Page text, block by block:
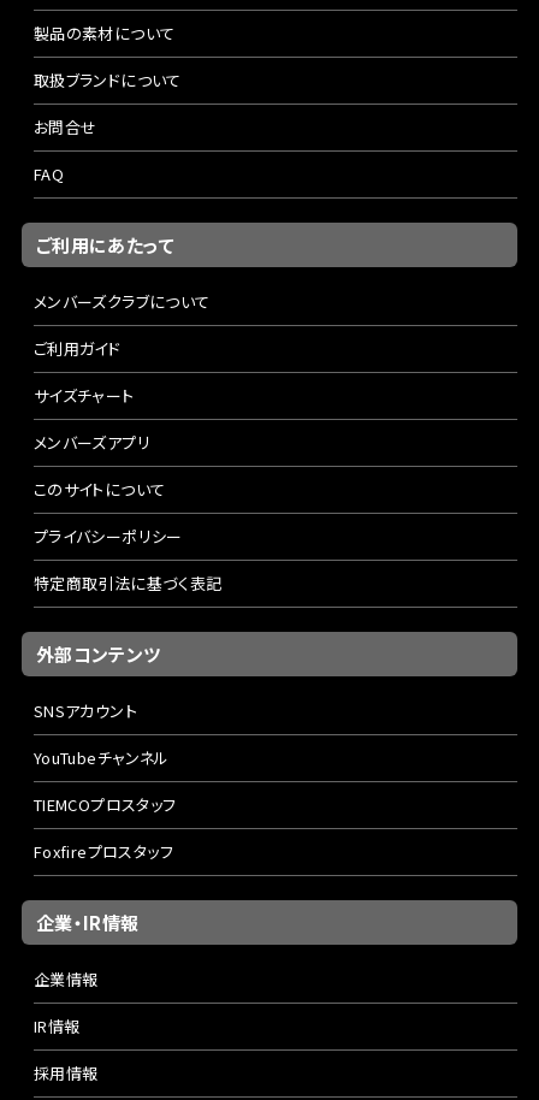
製品の素材について
取扱ブランドについて
お問合せ
FAQ
ご利用にあたって
メンバーズクラブについて
ご利用ガイド
サイズチャート
メンバーズアプリ
このサイトについて
プライバシーポリシー
特定商取引法に基づく表記
外部コンテンツ
SNSアカウント
YouTubeチャンネル
TIEMCOプロスタッフ
Foxfireプロスタッフ
企業・IR情報
企業情報
IR情報
採用情報